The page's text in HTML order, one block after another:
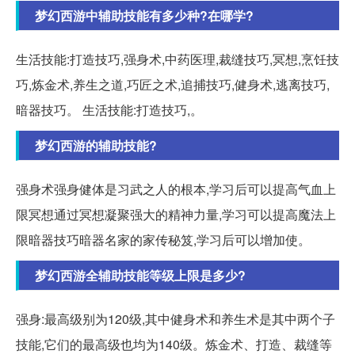
梦幻西游中辅助技能有多少种?在哪学?
生活技能:打造技巧,强身术,中药医理,裁缝技巧,冥想,烹饪技
巧,炼金术,养生之道,巧匠之术,追捕技巧,健身术,逃离技巧,
暗器技巧。 生活技能:打造技巧,。
梦幻西游的辅助技能?
强身术强身健体是习武之人的根本,学习后可以提高气血上
限冥想通过冥想凝聚强大的精神力量,学习可以提高魔法上
限暗器技巧暗器名家的家传秘笈,学习后可以增加使。
梦幻西游全辅助技能等级上限是多少?
强身:最高级别为120级,其中健身术和养生术是其中两个子
技能,它们的最高级也均为140级。炼金术、打造、裁缝等